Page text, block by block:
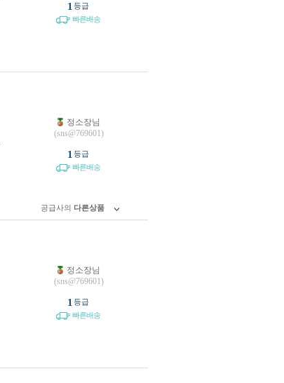
1 등급
빠른배송
정소장님
(sns@769601)
1 등급
빠른배송
공급사의 다른상품
정소장님
(sns@769601)
1 등급
빠른배송